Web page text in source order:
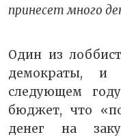
принесет много
Один из
демократы, и
следующем
бюджет, что
денег на